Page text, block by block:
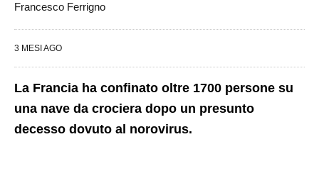
Francesco Ferrigno
3 MESI AGO
La Francia ha confinato oltre 1700 persone su
una nave da crociera dopo un presunto
decesso dovuto al norovirus.